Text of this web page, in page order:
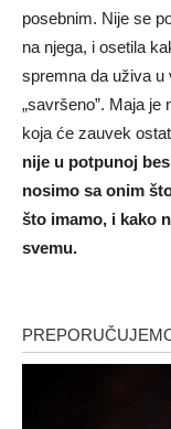
posebnim. Nije se
na njega, i osetila
spremna da uživa u
„savršeno”. Maja je
koja će zauvek
nije u potpunoj
nosimo sa onim
što imamo, i kako
svemu.